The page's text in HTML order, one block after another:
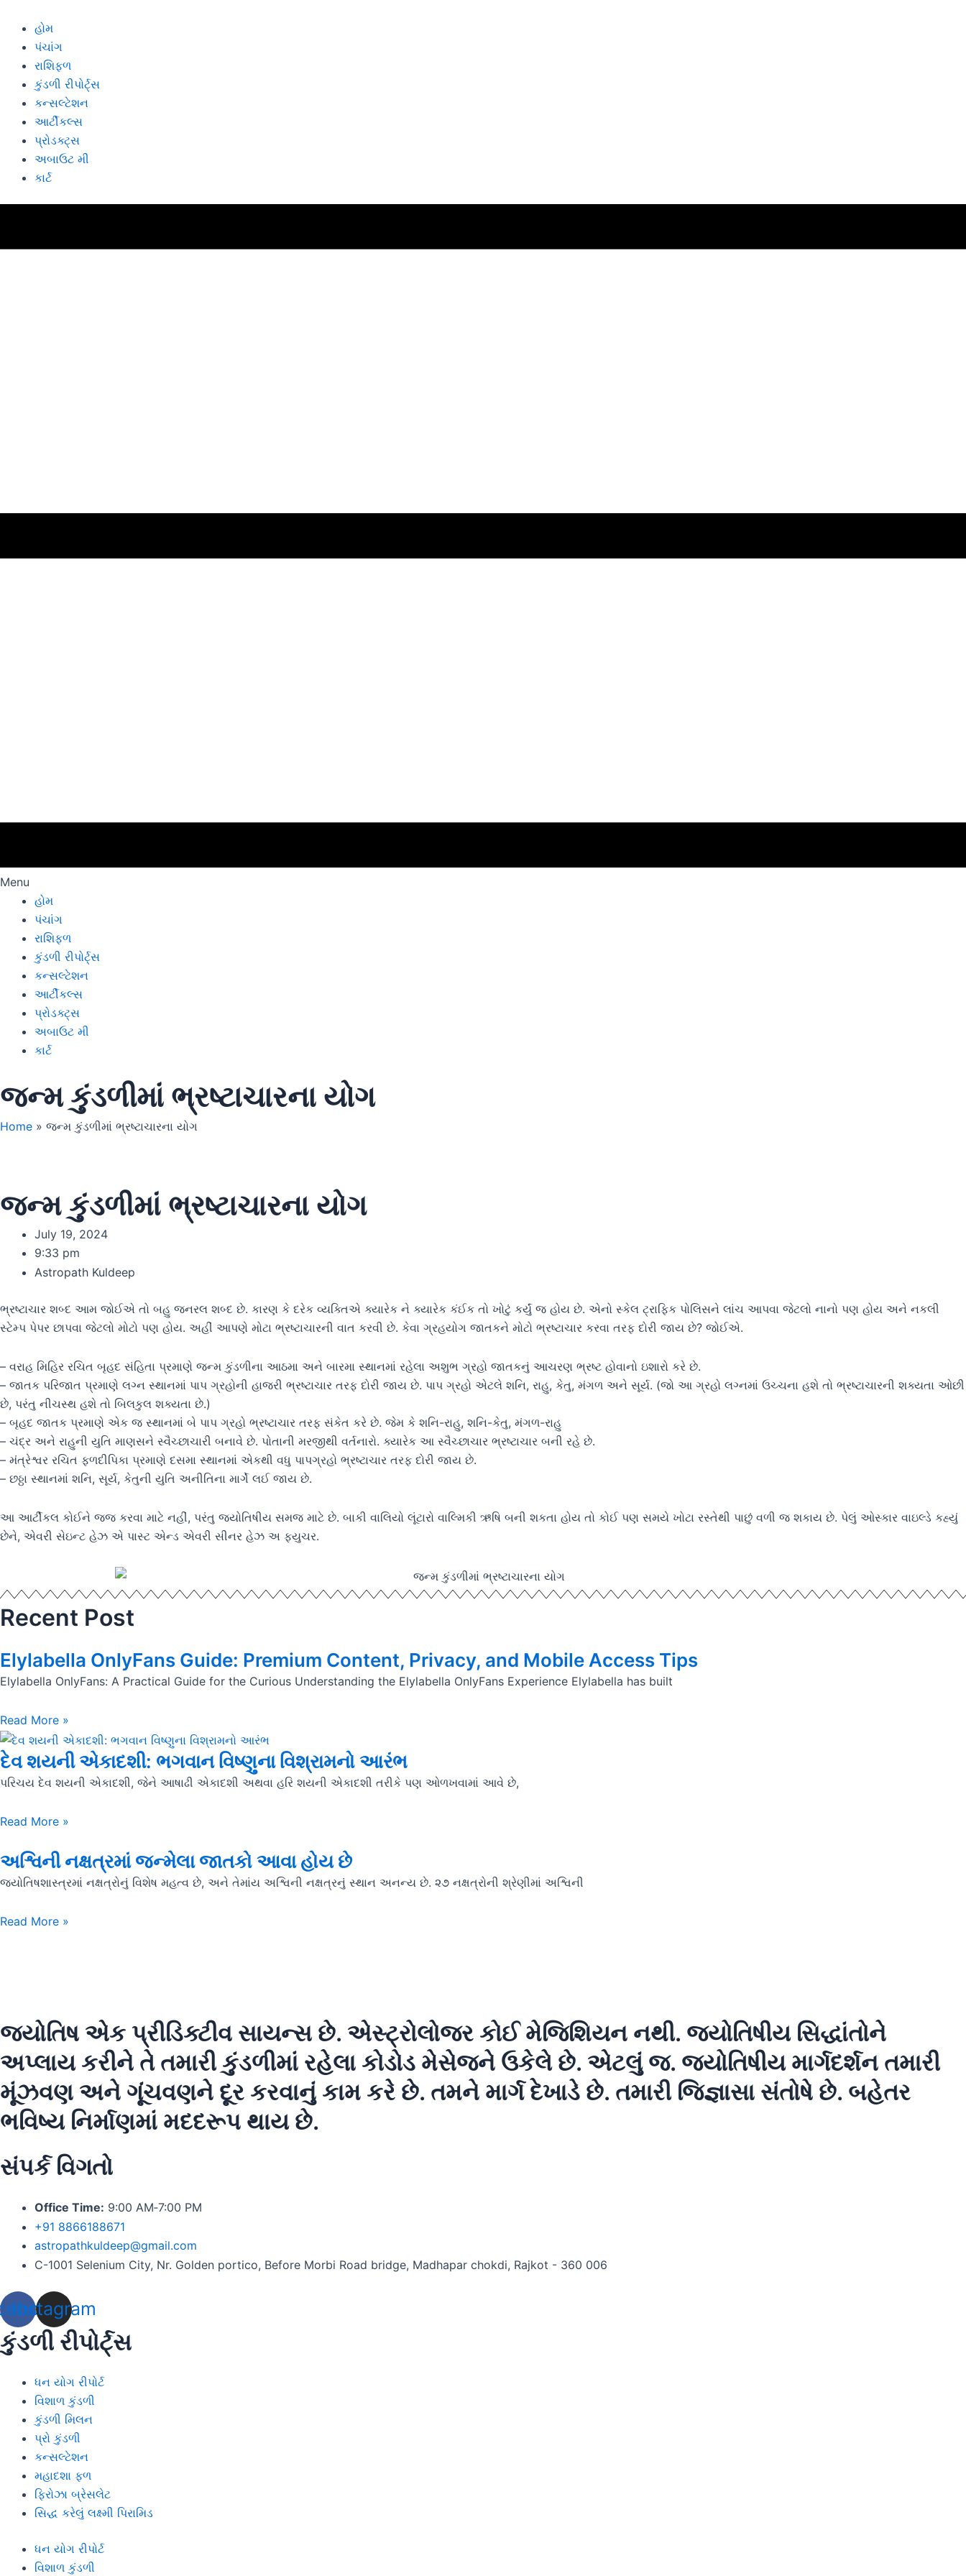
content
હોમ
પંચાંગ
રાશિફળ
કુંડળી રીપોર્ટ્સ
કન્સલ્ટેશન
આર્ટીકલ્સ
પ્રોડક્ટ્સ
અબાઉટ મી
કાર્ટ
Menu
હોમ
પંચાંગ
રાશિફળ
કુંડળી રીપોર્ટ્સ
કન્સલ્ટેશન
આર્ટીકલ્સ
પ્રોડક્ટ્સ
અબાઉટ મી
કાર્ટ
જન્મ કુંડળીમાં ભ્રષ્ટાચારના યોગ
Home » જન્મ કુંડળીમાં ભ્રષ્ટાચારના યોગ
જન્મ કુંડળીમાં ભ્રષ્ટાચારના યોગ
July 19, 2024
9:33 pm
Astropath Kuldeep
ભ્રષ્ટાચાર શબ્દ આમ જોઈએ તો બહુ જનરલ શબ્દ છે. કારણ કે દરેક વ્યક્તિએ ક્યારેક ને ક્યારેક કંઈક તો ખોટું કર્યું જ હોય છે. એનો સ્કેલ ટ્રાફિક પોલિસને લાંચ આપવા જેટલો નાનો પણ હોય અને નકલી
સ્ટેમ્પ પેપર છાપવા જેટલો મોટો પણ હોય. અહીં આપણે મોટા ભ્રષ્ટાચારની વાત કરવી છે. કેવા ગ્રહયોગ જાતકને મોટો ભ્રષ્ટાચાર કરવા તરફ દોરી જાય છે? જોઈએ.
– વરાહ મિહિર રચિત બૃહદ સંહિતા પ્રમાણે જન્મ કુંડળીના આઠમા અને બારમા સ્થાનમાં રહેલા અશુભ ગ્રહો જાતકનું આચરણ ભ્રષ્ટ હોવાનો ઇશારો કરે છે.
– જાતક પરિજાત પ્રમાણે લગ્ન સ્થાનમાં પાપ ગ્રહોની હાજરી ભ્રષ્ટાચાર તરફ દોરી જાય છે. પાપ ગ્રહો એટલે શનિ, રાહુ, કેતુ, મંગળ અને સૂર્ય. (જો આ ગ્રહો લગ્નમાં ઉચ્ચના હશે તો ભ્રષ્ટાચારની શક્યતા ઓછી
છે, પરંતુ નીચસ્થ હશે તો બિલકુલ શક્યતા છે.)
– બૃહદ જાતક પ્રમાણે એક જ સ્થાનમાં બે પાપ ગ્રહો ભ્રષ્ટાચાર તરફ સંકેત કરે છે. જેમ કે શનિ-રાહુ, શનિ-કેતુ, મંગળ-રાહુ
– ચંદ્ર અને રાહુની યુતિ માણસને સ્વૈચ્છાચારી બનાવે છે. પોતાની મરજીથી વર્તનારો. ક્યારેક આ સ્વૈચ્છાચાર ભ્રષ્ટાચાર બની રહે છે.
– મંત્રેશ્વર રચિત ફળદીપિકા પ્રમાણે દસમા સ્થાનમાં એકથી વધુ પાપગ્રહો ભ્રષ્ટાચાર તરફ દોરી જાય છે.
– છઠ્ઠા સ્થાનમાં શનિ, સૂર્ય, કેતુની યુતિ અનીતિના માર્ગે લઈ જાય છે.
આ આર્ટીકલ કોઈને જજ કરવા માટે નહીં, પરંતુ જ્યોતિષીય સમજ માટે છે. બાકી વાલિયો લૂંટારો વાલ્મિકી ઋષિ બની શકતા હોય તો કોઈ પણ સમયે ખોટા રસ્તેથી પાછું વળી જ શકાય છે. પેલું ઓસ્કાર વાઇલ્ડે કહ્યું
છેને, એવરી સેઇન્ટ હેઝ એ પાસ્ટ એન્ડ એવરી સીનર હેઝ અ ફ્યુચર.
Recent Post
Elylabella OnlyFans Guide: Premium Content, Privacy, and Mobile Access Tips
Elylabella OnlyFans: A Practical Guide for the Curious Understanding the Elylabella OnlyFans Experience Elylabella has built
Read More »
દેવ શયની એકાદશી: ભગવાન વિષ્ણુના વિશ્રામનો આરંભ
પરિચય દેવ શયની એકાદશી, જેને આષાઢી એકાદશી અથવા હરિ શયની એકાદશી તરીકે પણ ઓળખવામાં આવે છે,
Read More »
અશ્વિની નક્ષત્રમાં જન્મેલા જાતકો આવા હોય છે
જ્યોતિષશાસ્ત્રમાં નક્ષત્રોનું વિશેષ મહત્વ છે, અને તેમાંય અશ્વિની નક્ષત્રનું સ્થાન અનન્ય છે. ૨૭ નક્ષત્રોની શ્રેણીમાં અશ્વિની
Read More »
જ્યોતિષ એક પ્રીડિક્ટીવ સાયન્સ છે. એસ્ટ્રોલોજર કોઈ મેજિશિયન નથી. જ્યોતિષીય સિદ્ધાંતોને
અપ્લાય કરીને તે તમારી કુંડળીમાં રહેલા કોડોડ મેસેજને ઉકેલે છે. એટલું જ. જ્યોતિષીય માર્ગદર્શન તમારી
મૂંઝવણ અને ગૂંચવણને દૂર કરવાનું કામ કરે છે. તમને માર્ગ દેખાડે છે. તમારી જિજ્ઞાસા સંતોષે છે. બહેતર
ભવિષ્ય નિર્માણમાં મદદરૂપ થાય છે.
સંપર્ક વિગતો
Office Time: 9:00 AM‑7:00 PM
+91 8866188671
astropathkuldeep@gmail.com
C-1001 Selenium City, Nr. Golden portico, Before Morbi Road bridge, Madhapar chokdi, Rajkot - 360 006
Instagram
કુંડળી રીપોર્ટ્સ
ધન યોગ રીપોર્ટ
વિશાળ કુંડળી
કુંડળી મિલન
પ્રો કુંડળી
કન્સલ્ટેશન
મહાદશા ફળ
ફિરોઝા બ્રેસલેટ
સિદ્ધ કરેલું લક્ષ્મી પિરામિડ
ધન યોગ રીપોર્ટ
વિશાળ કુંડળી